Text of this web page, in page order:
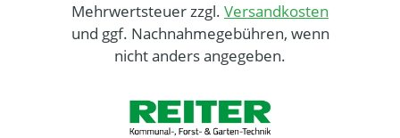
Mehrwertsteuer zzgl. Versandkosten
und ggf. Nachnahmegebühren, wenn
nicht anders angegeben.